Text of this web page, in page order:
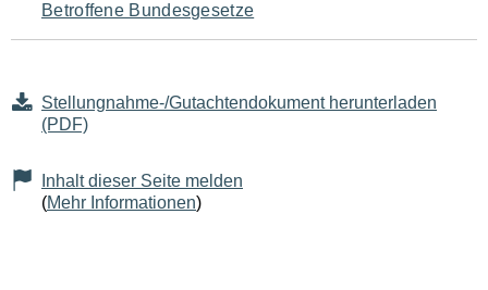
Betroffene Bundesgesetze
Stellungnahme-/Gutachtendokument herunterladen
(PDF)
Inhalt dieser Seite melden
(Mehr Informationen)